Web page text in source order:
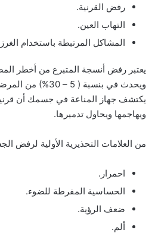
رفض القرنية.
التهاب العين.
المشاكل المرتبطة باستخدام
يعتبر رفض أنسجة المتبرع من أخطر
ويحدث في بنسبة ( 5
يكتشف جهاز المناعة في جسمك أن
ويهاجمها ويحاول تدميرها.
من العلامات التحذيرية الأولية لرفض
احمرار.
الحساسية المفرطة للضوء.
ضعف الرؤية.
ألم.